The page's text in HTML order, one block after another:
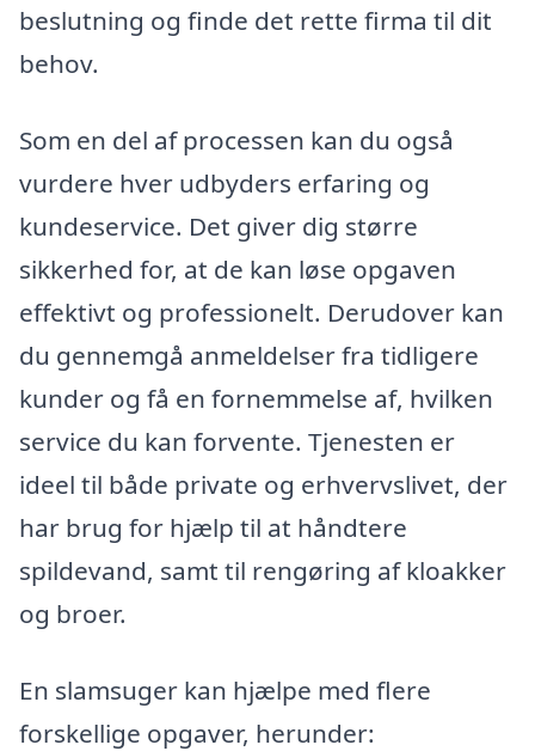
beslutning og finde det rette firma til dit
behov.
Som en del af processen kan du også
vurdere hver udbyders erfaring og
kundeservice. Det giver dig større
sikkerhed for, at de kan løse opgaven
effektivt og professionelt. Derudover kan
du gennemgå anmeldelser fra tidligere
kunder og få en fornemmelse af, hvilken
service du kan forvente. Tjenesten er
ideel til både private og erhvervslivet, der
har brug for hjælp til at håndtere
spildevand, samt til rengøring af kloakker
og broer.
En slamsuger kan hjælpe med flere
forskellige opgaver, herunder: